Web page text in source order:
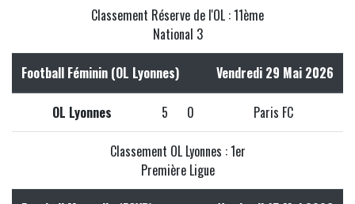
Classement Réserve de l'OL : 11ème
National 3
Football Féminin (OL Lyonnes) Vendredi 29 Mai 2026
OL Lyonnes 5 0 Paris FC
Classement OL Lyonnes : 1er
Première Ligue